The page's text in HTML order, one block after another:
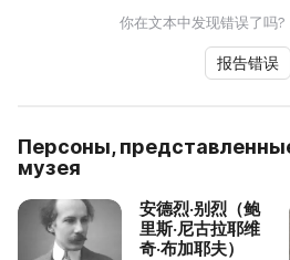
你在文本中发现错误了吗?
报告错误
Персоны,
музея
安德烈·别烈（鲍
里斯·尼古拉耶维
奇·布加耶夫）